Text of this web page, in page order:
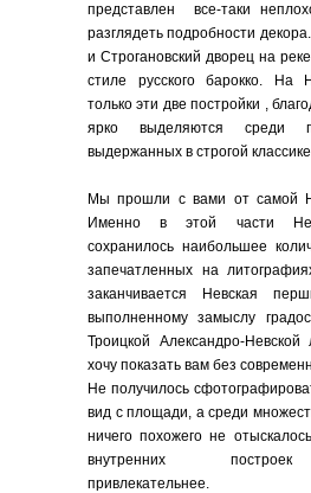
представлен все-таки
разглядеть подробности
и Строгановский дворец на
стиле русского барокко. На
только эти две постройки ,
ярко выделяются среди
выдержанных в строгой
Мы прошли с вами от самой
Именно в этой части
сохранилось наибольшее
запечатленных на
заканчивается Невская
выполненному замыслу
Троицкой Александро-
хочу показать вам без
Не получилось
вид с площади, а среди
ничего похожего не
внутренних
привлекательнее.